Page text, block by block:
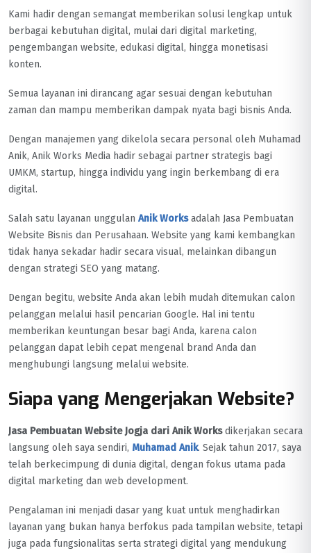
Kami hadir dengan semangat memberikan solusi lengkap untuk
berbagai kebutuhan digital, mulai dari digital marketing,
pengembangan website, edukasi digital, hingga monetisasi
konten.
Semua layanan ini dirancang agar sesuai dengan kebutuhan
zaman dan mampu memberikan dampak nyata bagi bisnis Anda.
Dengan manajemen yang dikelola secara personal oleh Muhamad
Anik, Anik Works Media hadir sebagai partner strategis bagi
UMKM, startup, hingga individu yang ingin berkembang di era
digital.
Salah satu layanan unggulan Anik Worksadalah Jasa Pembuatan
Website Bisnis dan Perusahaan. Website yang kami kembangkan
tidak hanya sekadar hadir secara visual, melainkan dibangun
dengan strategi SEO yang matang.
Dengan begitu, website Anda akan lebih mudah ditemukan calon
pelanggan melalui hasil pencarian Google. Hal ini tentu
memberikan keuntungan besar bagi Anda, karena calon
pelanggan dapat lebih cepat mengenal brand Anda dan
menghubungi langsung melalui website.
Siapa yang Mengerjakan Website?
Jasa Pembuatan Website Jogja dari Anik Worksdikerjakan secara
langsung oleh saya sendiri, Muhamad Anik. Sejak tahun 2017, saya
telah berkecimpung di dunia digital, dengan fokus utama pada
digital marketing dan web development.
Pengalaman ini menjadi dasar yang kuat untuk menghadirkan
layanan yang bukan hanya berfokus pada tampilan website, tetapi
juga pada fungsionalitas serta strategi digital yang mendukung